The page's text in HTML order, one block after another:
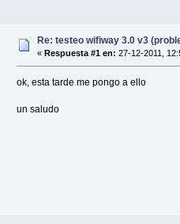
Re: testeo wifiway 3.0 v3
« Respuesta #1 en: 27-12-2011,
ok, esta tarde me pongo a ello
un saludo